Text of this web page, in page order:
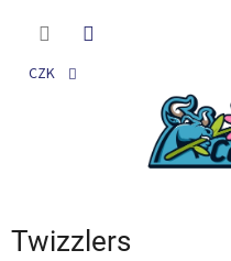
CZK
Twizzlers